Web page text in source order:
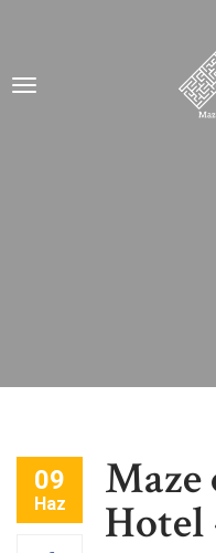
09
Haz Maze
Hotel